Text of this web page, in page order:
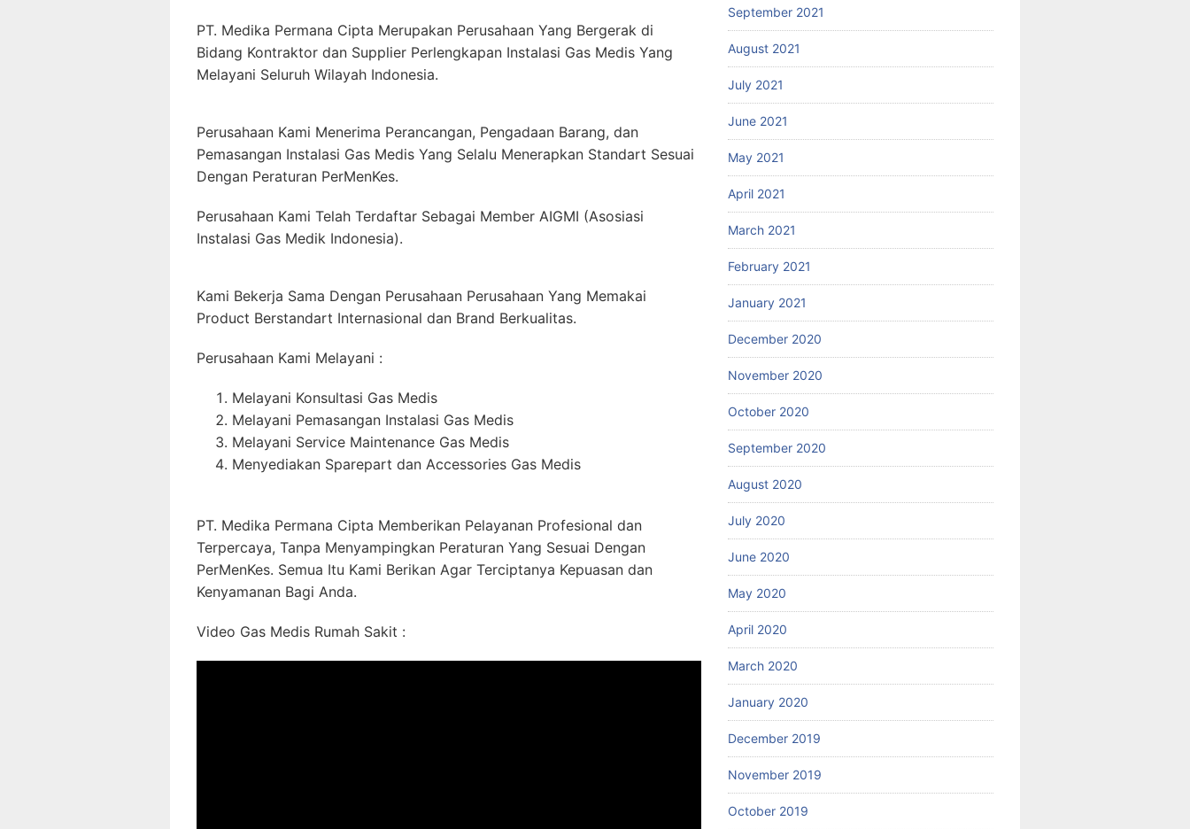
PT. Medika Permana Cipta Merupakan Perusahaan Yang Bergerak di
Bidang Kontraktor dan Supplier Perlengkapan Instalasi Gas Medis Yang
Melayani Seluruh Wilayah Indonesia.
Perusahaan Kami Menerima Perancangan, Pengadaan Barang, dan
Pemasangan Instalasi Gas Medis Yang Selalu Menerapkan Standart Sesuai
Dengan Peraturan PerMenKes.
Perusahaan Kami Telah Terdaftar Sebagai Member AIGMI (Asosiasi
Instalasi Gas Medik Indonesia).
Kami Bekerja Sama Dengan Perusahaan Perusahaan Yang Memakai
Product Berstandart Internasional dan Brand Berkualitas.
Perusahaan Kami Melayani :
Melayani Konsultasi Gas Medis
Melayani Pemasangan Instalasi Gas Medis
Melayani Service Maintenance Gas Medis
Menyediakan Sparepart dan Accessories Gas Medis
PT. Medika Permana Cipta Memberikan Pelayanan Profesional dan
Terpercaya, Tanpa Menyampingkan Peraturan Yang Sesuai Dengan
PerMenKes. Semua Itu Kami Berikan Agar Terciptanya Kepuasan dan
Kenyamanan Bagi Anda.
Video Gas Medis Rumah Sakit :
September 2021
August 2021
July 2021
June 2021
May 2021
April 2021
March 2021
February 2021
January 2021
December 2020
November 2020
October 2020
September 2020
August 2020
July 2020
June 2020
May 2020
April 2020
March 2020
January 2020
December 2019
November 2019
October 2019